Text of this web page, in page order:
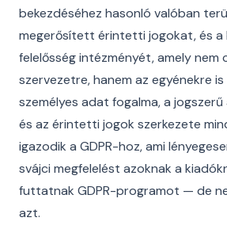
bekezdéséhez hasonló valóban
megerősített érintetti jogokat, és a
felelősség intézményét, amely nem
szervezetre, hanem az egyénekre
személyes adat fogalma, a
és az érintetti jogok szerkezete
igazodik a GDPR-hoz, ami
svájci megfelelést azoknak a
futtatnak GDPR-programot — de
azt.